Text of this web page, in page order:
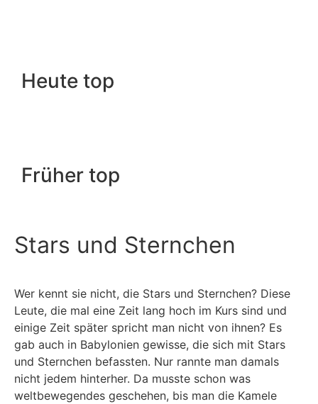
Heute top
Früher top
Stars und Sternchen
Wer kennt sie nicht, die Stars und Sternchen? Diese
Leute, die mal eine Zeit lang hoch im Kurs sind und
einige Zeit später spricht man nicht von ihnen? Es
gab auch in Babylonien gewisse, die sich mit Stars
und Sternchen befassten. Nur rannte man damals
nicht jedem hinterher. Da musste schon was
weltbewegendes geschehen, bis man die Kamele